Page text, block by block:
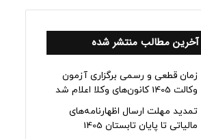
آخرین مطالب منتشر شده
زمان قطعی و رسمی برگزاری آزمون
وکالت 1405 کانون‌های وکلا اعلام شد
تمدید مهلت ارسال اظهارنامه‌های
مالیاتی تا پایان تابستان 1405